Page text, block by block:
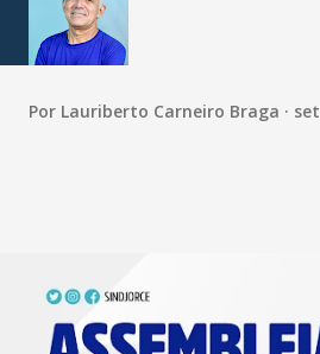
Por Lauriberto Carneiro Braga